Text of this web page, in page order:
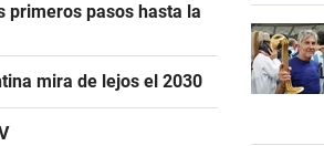
primeros pasos hasta la
mira de lejos el 2030